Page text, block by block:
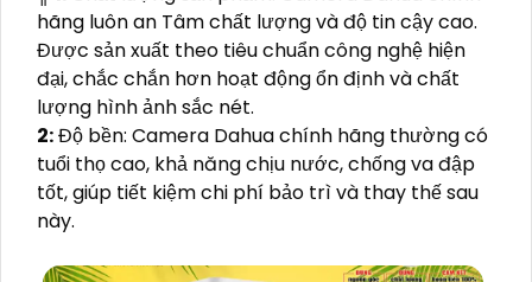
hãng luôn an Tâm chất lượng và độ tin cậy cao.
Được sản xuất theo tiêu chuẩn công nghệ hiện
đại, chắc chắn hơn hoạt động ổn định và chất
lượng hình ảnh sắc nét.
2:Độ bền: Camera Dahua chính hãng thường có
tuổi thọ cao, khả năng chịu nước, chống va đập
tốt, giúp tiết kiệm chi phí bảo trì và thay thế sau
này.